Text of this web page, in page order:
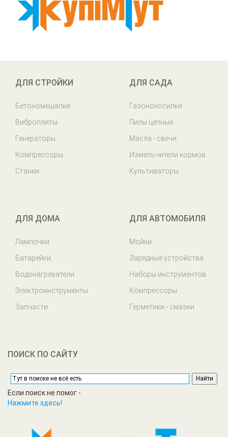
ДЛЯ СТРОЙКИ
Бетономешалки
Виброплиты
Генераторы
Компрессоры
Станки
ДЛЯ САДА
Газонокосилки
Пилы цепные
Масла - свечи
Измельчители кормов
Культиваторы
ДЛЯ ДОМА
Лампочки
Батарейки
Водонагреватели
Электроинструменты
Запчасти
ДЛЯ АВТОМОБИЛЯ
Мойки
Зарядные устройства
Наборы инструментов
Компрессоры
Герметики - смазки
ПОИСК ПО САЙТУ
Если поиск не помог -
Нажмите здесь!